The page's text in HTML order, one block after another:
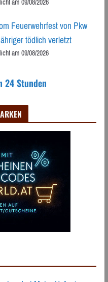
Feuerwehrfest von Pkw
tödlich verletzt
am 09/08/2026
24 Stunden